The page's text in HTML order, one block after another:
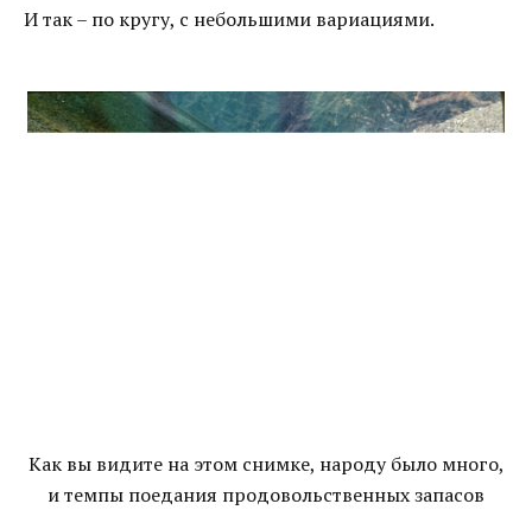
И так – по кругу, с небольшими вариациями.
Как вы видите на этом снимке, народу было много,
и темпы поедания продовольственных запасов